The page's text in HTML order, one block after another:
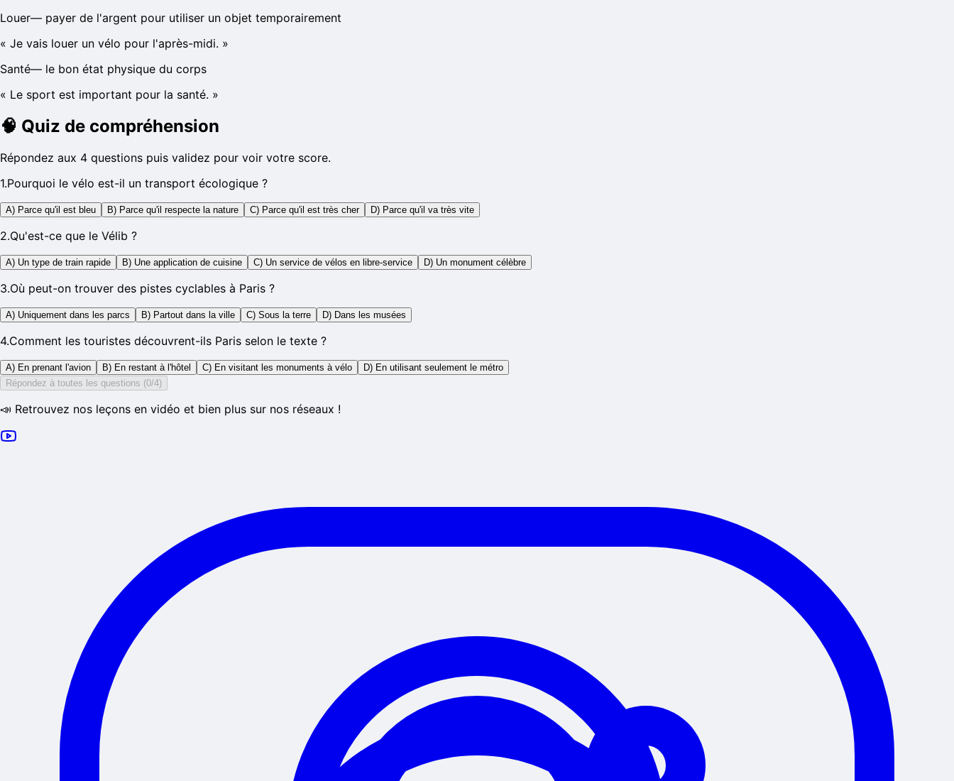
Louer— payer de l'argent pour utiliser un objet temporairement
« Je vais louer un vélo pour l'après-midi. »
Santé— le bon état physique du corps
« Le sport est important pour la santé. »
🧠 Quiz de compréhension
Répondez aux 4 questions puis validez pour voir votre score.
1.Pourquoi le vélo est-il un transport écologique ?
A) Parce qu'il est bleu B) Parce qu'il respecte la nature C) Parce qu'il est très cher D) Parce qu'il va très vite
2.Qu'est-ce que le Vélib ?
A) Un type de train rapide B) Une application de cuisine C) Un service de vélos en libre-service D) Un monument célèbre
3.Où peut-on trouver des pistes cyclables à Paris ?
A) Uniquement dans les parcs B) Partout dans la ville C) Sous la terre D) Dans les musées
4.Comment les touristes découvrent-ils Paris selon le texte ?
A) En prenant l'avion B) En restant à l'hôtel C) En visitant les monuments à vélo
D) En utilisant seulement le métro
Répondez à toutes les questions (0/4)
📣 Retrouvez nos leçons en vidéo et bien plus sur nos réseaux !